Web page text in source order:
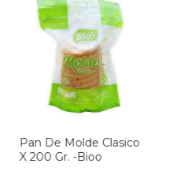
Pan De Molde Clasico
X 200 Gr. -Bioo